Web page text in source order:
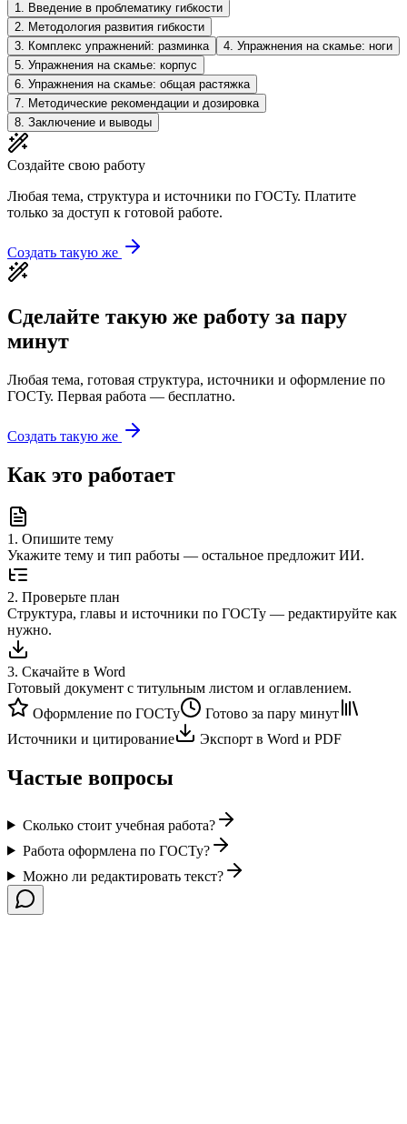
1. Введение в проблематику гибкости
2. Методология развития гибкости
3. Комплекс упражнений: разминка 4. Упражнения на скамье: ноги
5. Упражнения на скамье: корпус
6. Упражнения на скамье: общая растяжка
7. Методические рекомендации и дозировка
8. Заключение и выводы
Создайте свою работу
Любая тема, структура и источники по ГОСТу. Платите
только за доступ к готовой работе.
Создать такую же
Сделайте такую же работу за пару
минут
Любая тема, готовая структура, источники и оформление по
ГОСТу. Первая работа — бесплатно.
Создать такую же
Как это работает
1 . Опишите тему
Укажите тему и тип работы — остальное предложит ИИ.
2. Проверьте план
Структура, главы и источники по ГОСТу — редактируйте как
нужно.
3. Скачайте в Word
Готовый документ с титульным листом и оглавлением.
Оформление по ГОСТу
Готово за пару минут
Источники и цитирование
Экспорт в Word и PDF
Частые вопросы
Сколько стоит учебная работа?
Работа оформлена по ГОСТу?
Можно ли редактировать текст?